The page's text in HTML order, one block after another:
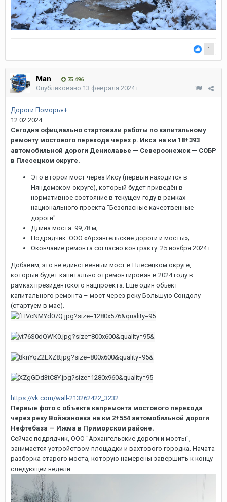
1
Man 75 496
Опубликовано 13 февраля 2024 г.
Дороги Поморья+
12.02.2024
Сегодня официально стартовали работы по капитальному
ремонту мостового перехода через р. Икса на км 18+393
автомобильной дороги Дениславье — Североонежск — СОБР
в Плесецком округе.
Это второй мост через Иксу (первый находится в
Няндомском округе), который будет приведён в
нормативное состояние в текущем году в рамках
национального проекта "Безопасные качественные
дороги".
Длина моста: 99,78 м;
Подрядчик: ООО «Архангельские дороги и мосты»;
Окончание ремонта согласно контракту: 25 ноября 2024 г.
Добавим, это не единственный мост в Плесецком округе,
который будет капитально отремонтирован в 2024 году в
рамках президентского нацпроекта. Еще один объект
капитального ремонта – мост через реку Большую Сондолу
(стартуем в мае).
https://vk.com/wall-213262422_3232
Первые фото с объекта капремонта мостового перехода
через реку Войжановка на км 2+554 автомобильной дороги
Нефтебаза — Ижма в Приморском районе.
Сейчас подрядчик, ООО "Архангельские дороги и мосты",
занимается устройством площадки и вахтового городка. Начата
разборка старого моста, которую намерены завершить к концу
следующей недели.